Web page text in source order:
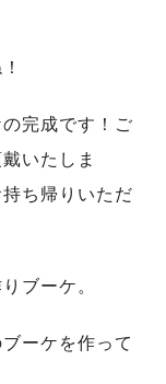
完成です！ご
いたしま
ち帰りいただ
ブーケ。
ーケを作って